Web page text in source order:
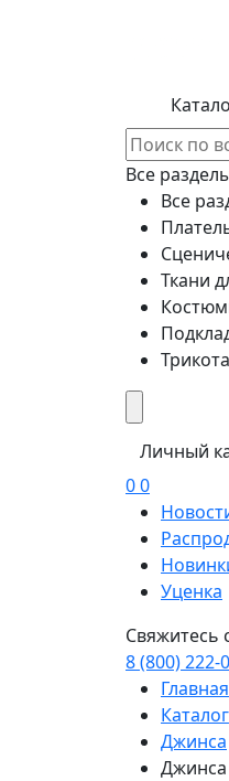
Все
Все
Ткани
Личный
00
Уценка
Свяжитесь
8 (800) 222-
Главная
Каталог
Джинса
Джинса